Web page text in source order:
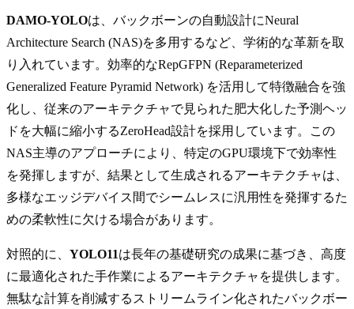
DAMO-YOLOは、バックボーンの自動設計にNeural
Architecture Search (NAS)を多用するなど、学術的な革新を取
り入れています。効率的なRepGFPN (Reparameterized
Generalized Feature Pyramid Network) を活用して特徴融合を強
化し、従来のアーキテクチャで見られた肥大化した予測ヘッ
ドを大幅に縮小するZeroHead設計を採用しています。この
NAS主導のアプローチにより、特定のGPU環境下で効率性
を発揮しますが、結果として生成されるアーキテクチャは、
多様なエッジデバイス間でシームレスに汎用性を発揮するた
めの柔軟性に欠ける場合があります。
対照的に、 YOLO11は長年の基礎研究の成果に基づき、高度
に最適化された手作業によるアーキテクチャを提供します。
無駄な計算を削減するストリームライン化されたバックボー